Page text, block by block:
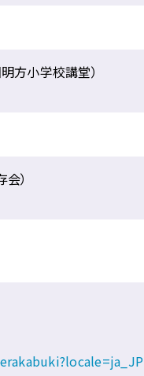
方小学校講堂）
）